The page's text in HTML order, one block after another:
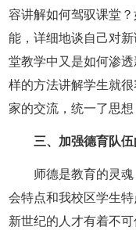
容讲解如何驾驭课堂
能，详细地谈自己对
堂教学中又是如何渗
样的方法讲解学生就
家的交流，统一了思
三、加强德育队伍
师德是教育的灵魂
会特点和我校区学生
新世纪的人才有着不可